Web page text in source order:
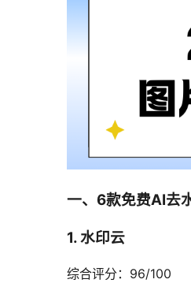
一、6款免费AI去
1. 水印云
综合评分：96/100